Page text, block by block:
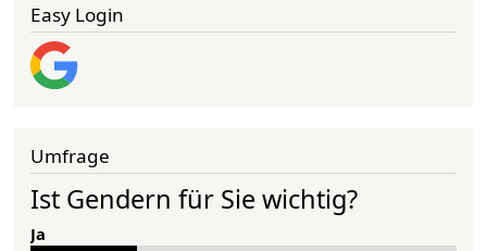
Easy Login
Umfrage
Ist Gendern für Sie wichtig?
Ja